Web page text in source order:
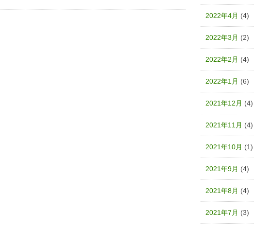
2022年4月 (4)
2022年3月 (2)
2022年2月 (4)
2022年1月 (6)
2021年12月 (4)
2021年11月 (4)
2021年10月 (1)
2021年9月 (4)
2021年8月 (4)
2021年7月 (3)